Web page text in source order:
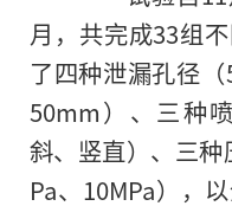
月，共完成33组
了四种泄漏孔径
50mm）、三种
斜、竖直）、三种
Pa、10MPa），